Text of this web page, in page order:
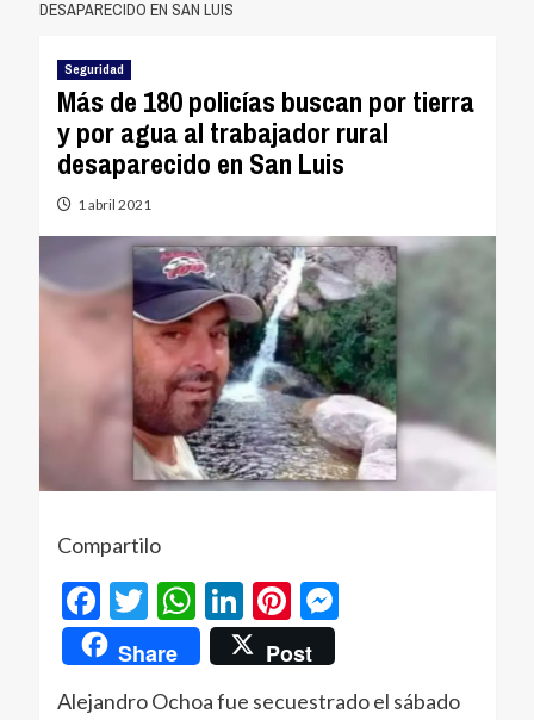
DESAPARECIDO EN SAN LUIS
Seguridad
Más de 180 policías buscan por tierra
y por agua al trabajador rural
desaparecido en San Luis
1 abril 2021
Compartilo
Facebook
Twitter
WhatsApp
LinkedIn
Pinterest
Messenger
Share Post
Alejandro Ochoa fue secuestrado el sábado